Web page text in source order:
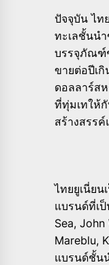
ปัจจุบัน ไท
ทะเลชั้นน
บรรจุภัณฑ์
ขายต่อปีเ
ดอลลาร์ส
ที่ทุ่มเทให้
สร้างสรร
ไทยยูเนี่ยน
แบรนด์ที่เ
Sea,
Mareblu,
แบรนด์ชั้น